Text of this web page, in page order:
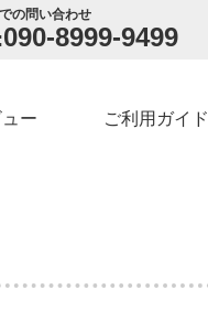
の問い合わせ
090-8999-9499
ー ご利用ガイド